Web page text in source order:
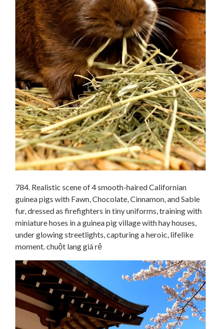
784. Realistic scene of 4 smooth-haired Californian
guinea pigs with Fawn, Chocolate, Cinnamon, and Sable
fur, dressed as firefighters in tiny uniforms, training with
miniature hoses in a guinea pig village with hay houses,
under glowing streetlights, capturing a heroic, lifelike
moment. chuột lang giá rẻ